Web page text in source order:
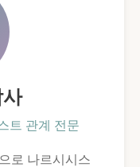
트 관계 전문
로 나르시시스